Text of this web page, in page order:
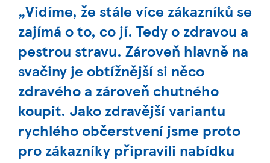
„Vidíme, že stále více zákazníků se
zajímá o to, co jí. Tedy o zdravou a
pestrou stravu. Zároveň hlavně na
svačiny je obtížnější si něco
zdravého a zároveň chutného
koupit. Jako zdravější variantu
rychlého občerstvení jsme proto
pro zákazníky připravili nabídku